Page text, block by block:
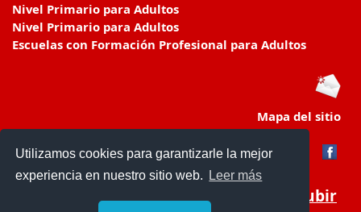
Utilizamos cookies para garantizarle la mejor
experiencia en nuestro sitio web.
Leer más
Nivel Primario para Adultos
Nivel Primario para Adultos
Escuelas con Formación Profesional para Adultos
Mapa del sitio
Subir